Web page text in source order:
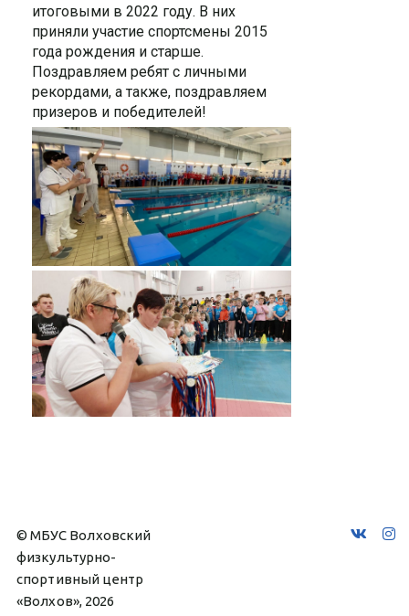
итоговыми в 2022 году. В них
приняли участие спортсмены 2015
года рождения и старше.
Поздравляем ребят с личными
рекордами, а также, поздравляем
призеров и победителей!
© МБУС Волховский
физкультурно-
спортивный центр
«Волхов», 2026